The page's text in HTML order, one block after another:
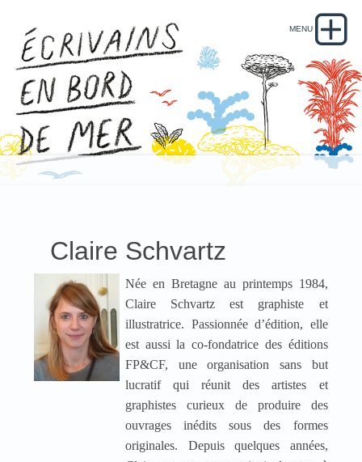
Claire Schvartz
Née en Bretagne au printemps 1984,
Claire Schvartz est graphiste et
illustratrice. Passionnée d’édition, elle
est aussi la co-fondatrice des éditions
FP&CF, une organisation sans but
lucratif qui réunit des artistes et
graphistes curieux de produire des
ouvrages inédits sous des formes
originales. Depuis quelques années,